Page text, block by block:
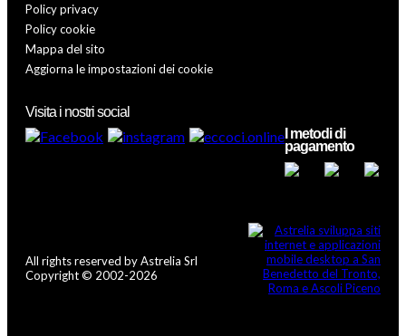
Policy privacy
Policy cookie
Mappa del sito
Aggiorna le impostazioni dei cookie
Visita i nostri social
I metodi di
pagamento
All rights reserved by Astrelia Srl
Copyright © 2002-2026